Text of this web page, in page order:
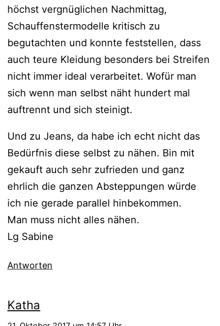
höchst vergnüglichen Nachmittag,
Schauffenstermodelle kritisch zu
begutachten und konnte feststellen, dass
auch teure Kleidung besonders bei Streifen
nicht immer ideal verarbeitet. Wofür man
sich wenn man selbst näht hundert mal
auftrennt und sich steinigt.
Und zu Jeans, da habe ich echt nicht das
Bedürfnis diese selbst zu nähen. Bin mit
gekauft auch sehr zufrieden und ganz
ehrlich die ganzen Absteppungen würde
ich nie gerade parallel hinbekommen.
Man muss nicht alles nähen.
Lg Sabine
Antworten
Katha